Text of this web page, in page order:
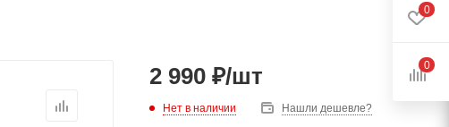
2 990 ₽/шт
Нет в наличии Нашли дешевле?
0
0